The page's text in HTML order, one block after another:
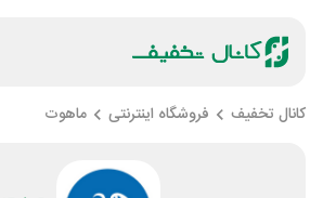
کانال تخفیف فروشگاه اینترنتی ماهوت